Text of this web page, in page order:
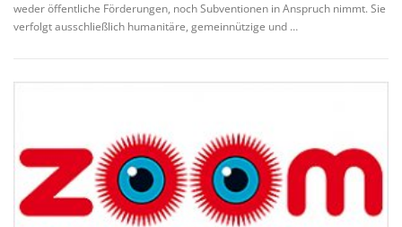
weder öffentliche Förderungen, noch Subventionen in Anspruch nimmt. Sie
verfolgt ausschließlich humanitäre, gemeinnützige und …